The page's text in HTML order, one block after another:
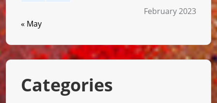
February 2023
« May
Categories